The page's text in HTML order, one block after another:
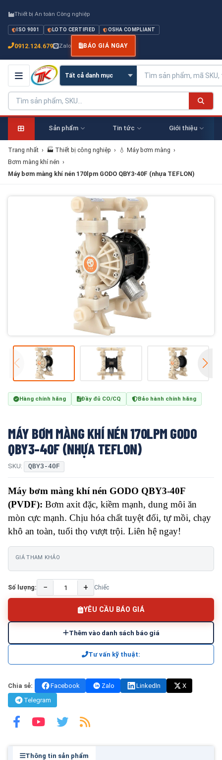
Thiết bị An toàn Công nghiệp
ISO 9001 LOTO CERTIFIED OSHA COMPLIANT
0912.124.679 Zalo BÁO GIÁ NGAY
Sản phẩm Tin tức Giới thiệu
Trang nhất › 🏭 Thiết bị công nghiệp › 💧 Máy bơm màng ›
Bơm màng khí nén ›
Máy bơm màng khí nén 170lpm GODO QBY3-40F (nhựa TEFLON)
Hàng chính hãng Đầy đủ CO/CQ Bảo hành chính hãng
MÁY BƠM MÀNG KHÍ NÉN 170LPM GODO
QBY3-40F (NHỰA TEFLON)
SKU: QBY3-40F
Máy bơm màng khí nén GODO QBY3-40F
(PVDF): Bơm axit đặc, kiềm mạnh, dung môi ăn
mòn cực mạnh. Chịu hóa chất tuyệt đối, tự mồi, chạy
khô an toàn, tuổi thọ vượt trội. Liên hệ ngay!
GIÁ THAM KHẢO
Số lượng: − + Chiếc
YÊU CẦU BÁO GIÁ
Thêm vào danh sách báo giá
Tư vấn kỹ thuật:
Chia sẻ: Facebook Zalo LinkedIn
X
Telegram
Thông tin sản phẩm